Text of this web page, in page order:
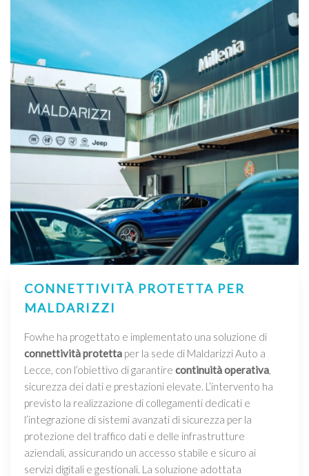
CONNETTIVITÀ PROTETTA PER
MALDARIZZI
Fowhe ha progettato e implementato una soluzione di
connettività protetta per la sede di Maldarizzi Auto a
Lecce, con l’obiettivo di garantire continuità operativa,
sicurezza dei dati e prestazioni elevate. L’intervento ha
previsto la realizzazione di collegamenti dedicati e
l’integrazione di sistemi avanzati di sicurezza per la
protezione del traffico dati e delle infrastrutture
aziendali, assicurando un accesso stabile e sicuro ai
servizi digitali e gestionali. La soluzione adottata